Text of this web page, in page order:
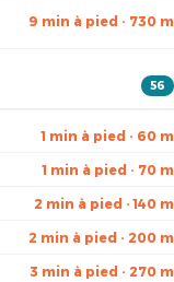
9 min à pied · 730 m
56
1 min à pied · 60 m
1 min à pied · 70 m
2 min à pied · 140 m
2 min à pied · 200 m
3 min à pied · 270 m